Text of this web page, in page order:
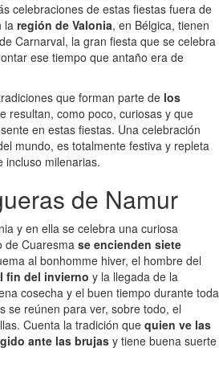
celebraciones de estas fiestas fuera de
la región de Valonia, en Bélgica, tienen
Carnarval, la gran fiesta que se celebra
ese tiempo que antaño era de
que forman parte de los
resultan, como poco, curiosas y que
en estas fiestas. Una celebración
mundo, es totalmente festiva y repleta
incluso milenarias.
de Namur
y en ella se celebra una curiosa
de Cuaresma se encienden siete
al bonhomme hiver, el hombre del
fin del invierno y la llegada de la
cosecha y el buen tiempo durante toda
se reúnen para ver, sobre todo, el
Cuenta la tradición que quien ve las
ante las brujas y tiene buena suerte